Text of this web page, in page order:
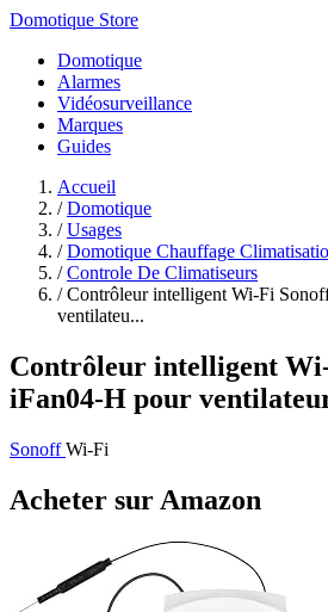
Domotique Store
Domotique
Alarmes
Vidéosurveillance
Marques
Guides
Accueil
/ Domotique
/ Usages
/ Domotique Chauffage
/ Controle De Climatiseurs
/ Contrôleur intelligent Wi-Fi
ventilateu...
Contrôleur intelligent
iFan04-H pour
SonoffWi-Fi
Acheter sur Amazon